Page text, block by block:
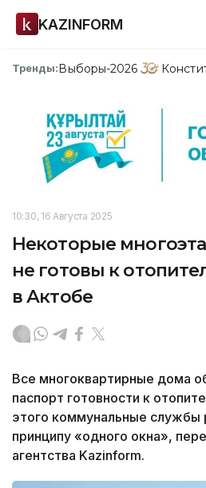
KAZINFORM
Тренды:Выборы-2026
10:30, 16 Августа 2025
Некоторые
не готовы к
в Актобе
Все многоквартирные дома
паспорт готовности к
этого коммунальные службы
принципу «одного окна»,
агентства Kazinform.